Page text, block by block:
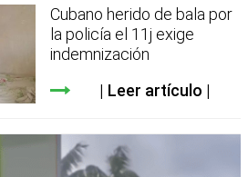
Cubano herido de bala por
la policía el 11j exige
indemnización
Leer artículo